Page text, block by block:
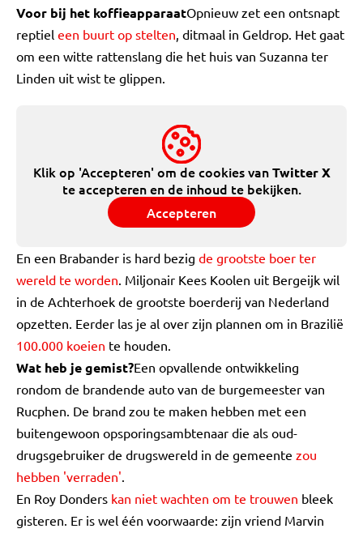
Voor bij het koffieapparaatOpnieuw zet een ontsnapt
reptiel een buurt op stelten, ditmaal in Geldrop. Het gaat
om een witte rattenslang die het huis van Suzanna ter
Linden uit wist te glippen.
Klik op 'Accepteren' om de cookies vanTwitter X
te accepteren en de inhoud te bekijken.
Accepteren
En een Brabander is hard bezig de grootste boer ter
wereld te worden. Miljonair Kees Koolen uit Bergeijk wil
in de Achterhoek de grootste boerderij van Nederland
opzetten. Eerder las je al over zijn plannen om in Brazilië
100.000 koeien te houden.
Wat heb je gemist?Een opvallende ontwikkeling
rondom de brandende auto van de burgemeester van
Rucphen. De brand zou te maken hebben met een
buitengewoon opsporingsambtenaar die als oud-
drugsgebruiker de drugswereld in de gemeente zou
hebben 'verraden'.
En Roy Donders kan niet wachten om te trouwen bleek
gisteren. Er is wel één voorwaarde: zijn vriend Marvin